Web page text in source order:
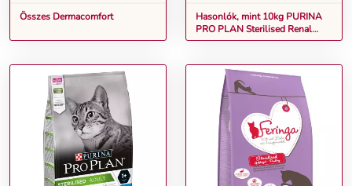
Összes Dermacomfort
Hasonlók, mint 10kg PURINA
PRO PLAN Sterilised Renal
Plus lazac
macskáknak